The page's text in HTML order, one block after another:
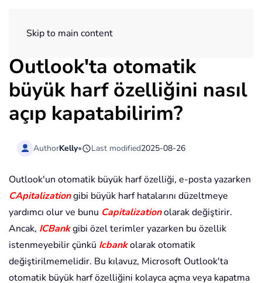
Skip to main content
Outlook'ta otomatik
büyük harf özelliğini nasıl
açıp kapatabilirim?
AuthorKelly• Last modified2025-08-26
Outlook'un otomatik büyük harf özelliği, e-posta yazarken
CApitalizationgibi büyük harf hatalarını düzeltmeye
yardımcı olur ve bunu Capitalizationolarak değiştirir.
Ancak, ICBankgibi özel terimler yazarken bu özellik
istenmeyebilir çünkü Icbankolarak otomatik
değiştirilmemelidir. Bu kılavuz, Microsoft Outlook'ta
otomatik büyük harf özelliğini kolayca açma veya kapatma